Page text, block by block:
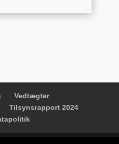
Vedtægter
Tilsynsrapport 2024